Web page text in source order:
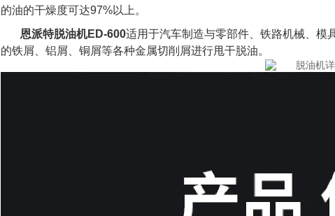
的油的干燥度可达97%以上。
恩派特脱油机ED-600适用于汽车制造与零部件、铁路机械、模
的铁屑、铝屑、铜屑等各种金属切削屑进行甩干脱油。